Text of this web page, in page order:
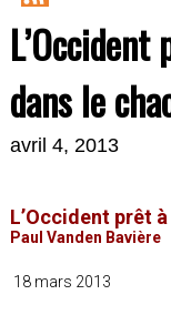
RSS
Feed
dans le
avril 4, 2013
L’Occident prêt
Paul Vanden Bavière
18 mars 2013